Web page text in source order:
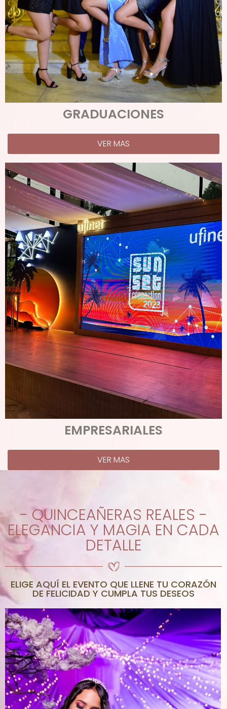
GRADUACIONES
VER MAS
EMPRESARIALES
VER MAS
- QUINCEAÑERAS REALES -
ELEGANCIA Y MAGIA EN CADA
DETALLE
ELIGE AQUÍ EL EVENTO QUE LLENE TU CORAZÓN
DE FELICIDAD Y CUMPLA TUS DESEOS